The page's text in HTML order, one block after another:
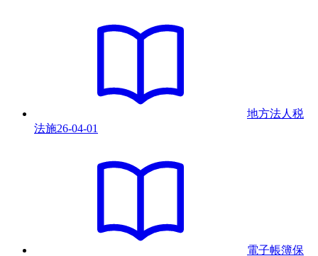
地方法人税
法施26-04-01
電子帳簿保